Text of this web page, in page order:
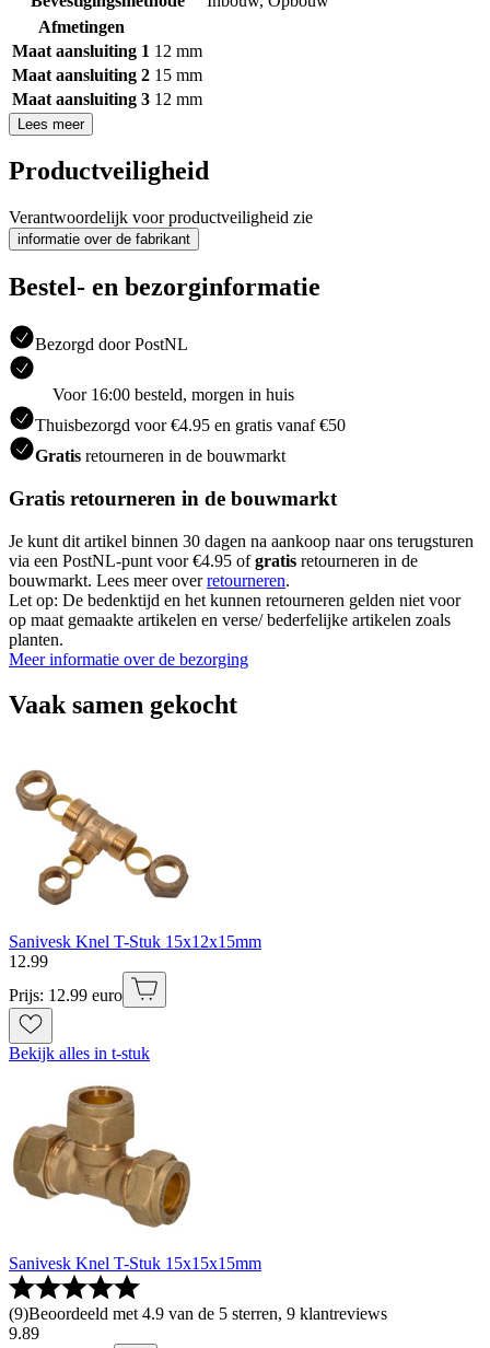
Afmetingen
Maat aansluiting 1 12 mm
Maat aansluiting 2 15 mm
Maat aansluiting 3 12 mm
Lees meer
Productveiligheid
Verantwoordelijk voor productveiligheid zie
informatie over de fabrikant
Bestel- en bezorginformatie
Bezorgd door PostNL
Voor 16:00 besteld, morgen in huis
Thuisbezorgd voor €4.95 en gratis vanaf €50
Gratis retourneren in de bouwmarkt
Gratis retourneren in de bouwmarkt
Je kunt dit artikel binnen 30 dagen na aankoop naar ons terugsturen
via een PostNL-punt voor €4.95 ofgratis retourneren in de
bouwmarkt. Lees meer overretourneren.
Let op: De bedenktijd en het kunnen retourneren gelden niet voor
op maat gemaakte artikelen en verse/ bederfelijke artikelen zoals
planten.
Meer informatie over de bezorging
Vaak samen gekocht
Sanivesk Knel T-Stuk 15x12x15mm
12.99
Prijs: 12.99 euro
Bekijk alles in t-stuk
Sanivesk Knel T-Stuk 15x15x15mm
(9)Beoordeeld met 4.9 van de 5 sterren, 9 klantreviews
9.89